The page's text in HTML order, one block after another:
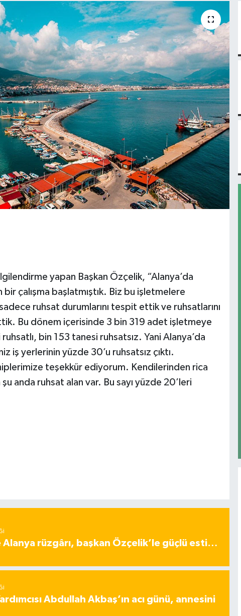
yapan Başkan Özçelik, “Alanya’da
çalışma başlatmıştık. Biz bu işletmelere
ruhsat durumlarını tespit ettik ve ruhsatlarını
Bu dönem içerisinde 3 bin 319 adet işletmeye
bin 153 tanesi ruhsatsız. Yani Alanya’da
iş yerlerinin yüzde 30’u ruhsatsız çıktı.
teşekkür ediyorum. Kendilerinden rica
anda ruhsat alan var. Bu sayı yüzde 20’leri
Alanya rüzgârı, başkan Özçelik’le güçlü esti…
Abdullah Akbaş’ın acı günü, annesini